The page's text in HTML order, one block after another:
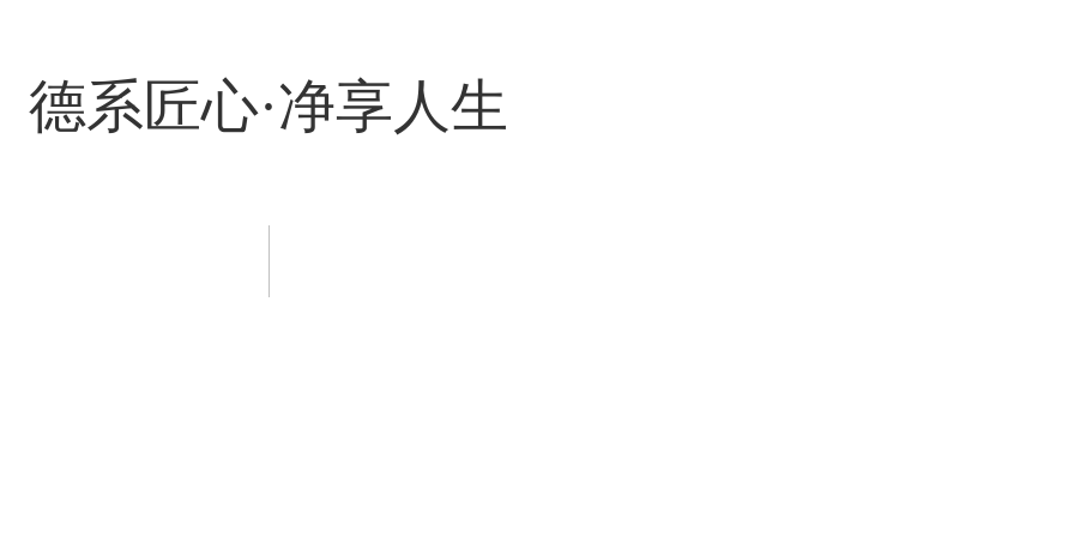
德系匠心·净享人生